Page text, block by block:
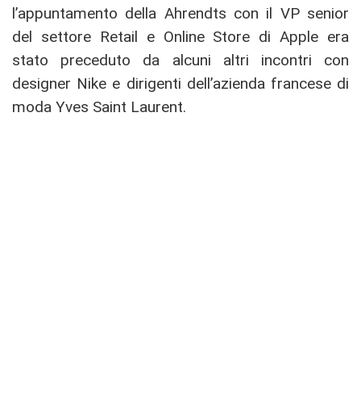
l’appuntamento della Ahrendts con il VP senior
del settore Retail e Online Store di Apple era
stato preceduto da alcuni altri incontri con
designer Nike e dirigenti dell’azienda francese di
moda Yves Saint Laurent.